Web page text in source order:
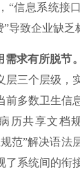
“信息系统接
导致企业缺乏
求有所脱节。
层三个层级，
前多数卫生信
历共享文档
范”解决语法
了系统间的衔